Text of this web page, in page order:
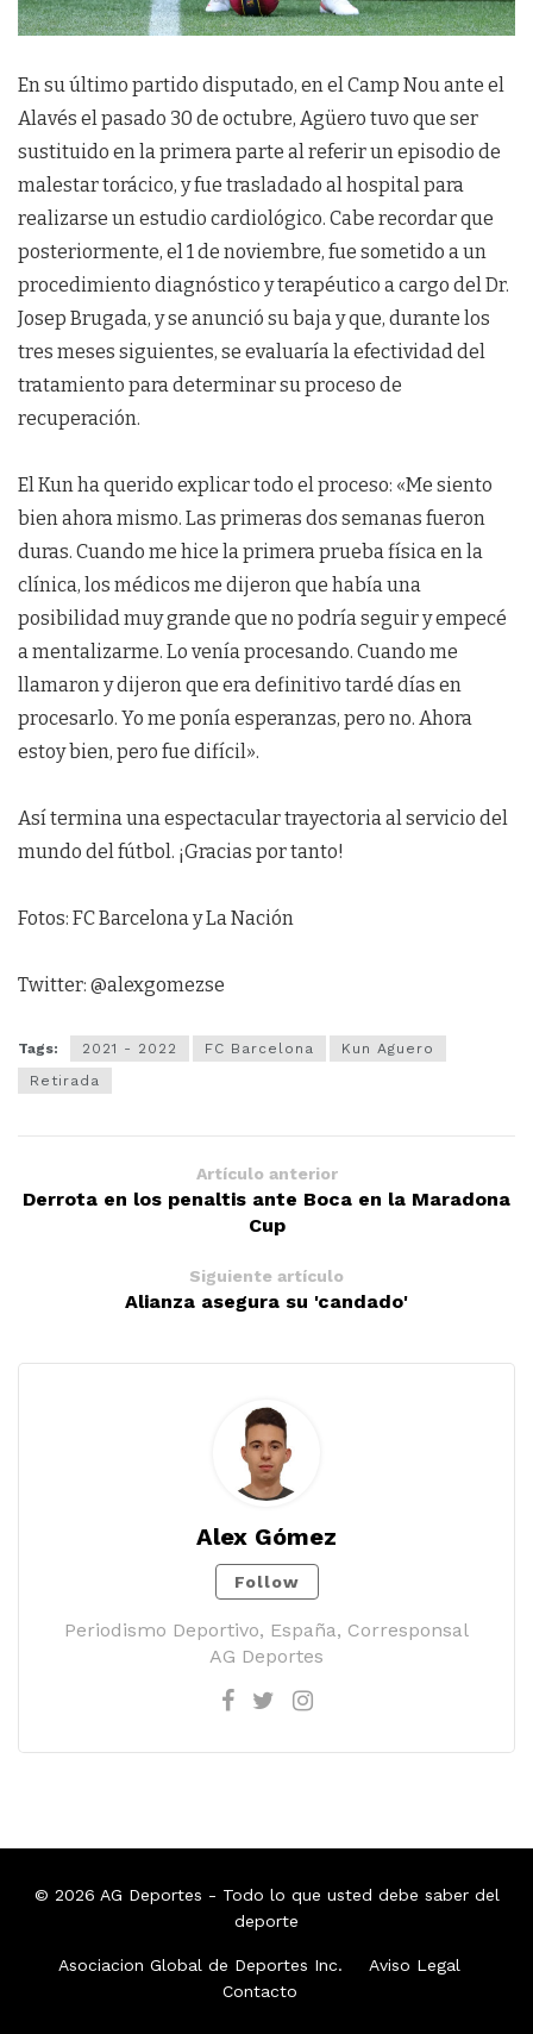
En su último partido disputado, en el Camp Nou ante el
Alavés el pasado 30 de octubre, Agüero tuvo que ser
sustituido en la primera parte al referir un episodio de
malestar torácico, y fue trasladado al hospital para
realizarse un estudio cardiológico. Cabe recordar que
posteriormente, el 1 de noviembre, fue sometido a un
procedimiento diagnóstico y terapéutico a cargo del Dr.
Josep Brugada, y se anunció su baja y que, durante los
tres meses siguientes, se evaluaría la efectividad del
tratamiento para determinar su proceso de
recuperación.
El Kun ha querido explicar todo el proceso: «Me siento
bien ahora mismo. Las primeras dos semanas fueron
duras. Cuando me hice la primera prueba física en la
clínica, los médicos me dijeron que había una
posibilidad muy grande que no podría seguir y empecé
a mentalizarme. Lo venía procesando. Cuando me
llamaron y dijeron que era definitivo tardé días en
procesarlo. Yo me ponía esperanzas, pero no. Ahora
estoy bien, pero fue difícil».
Así termina una espectacular trayectoria al servicio del
mundo del fútbol. ¡Gracias por tanto!
Fotos: FC Barcelona y La Nación
Twitter: @alexgomezse
Tags: 2021 - 2022 FC Barcelona
Kun Aguero
Retirada
Artículo anterior
Derrota en los penaltis ante Boca en la Maradona
Cup
Siguiente artículo
Alianza asegura su 'candado'
Alex Gómez
Follow
Periodismo Deportivo, España, Corresponsal
AG Deportes
© 2026 AG Deportes - Todo lo que usted debe saber del
deporte
Asociacion Global de Deportes Inc.
Aviso Legal
Contacto